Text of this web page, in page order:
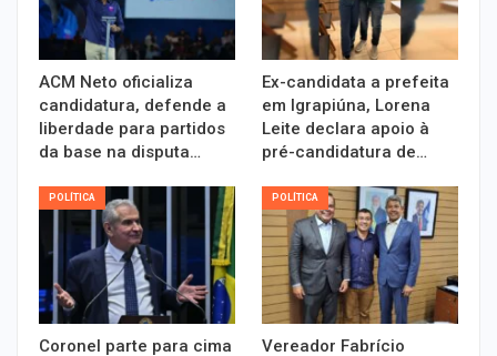
ACM Neto oficializa
candidatura, defende a
liberdade para partidos
da base na disputa…
Ex-candidata a prefeita
em Igrapiúna, Lorena
Leite declara apoio à
pré-candidatura de…
POLÍTICA
Coronel parte para cima
POLÍTICA
Vereador Fabrício